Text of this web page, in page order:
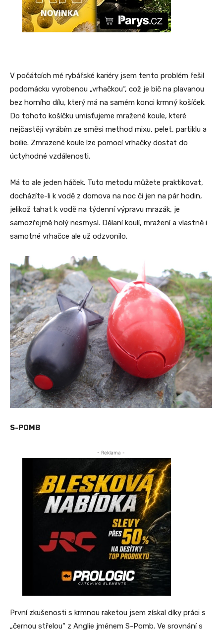
V počátcích mé rybářské kariéry jsem tento problém řešil
podomácku vyrobenou „vrhačkou“, což je bič na plavanou
bez horního dílu, který má na samém konci krmný košíček.
Do tohoto košíčku umisťujeme mražené koule, které
nejčastěji vyrábím ze směsi method mixu, pelet, partiklu a
boilie. Zmrazené koule lze pomocí vrhačky dostat do
úctyhodné vzdálenosti.
Má to ale jeden háček. Tuto metodu můžete praktikovat,
docházíte-li k vodě z domova na noc či jen na pár hodin,
jelikož tahat k vodě na týdenní výpravu mrazák, je
samozřejmě holý nesmysl. Dělaní koulí, mražení a vlastně i
samotné vrhačce ale už odzvonilo.
S-POMB
- Reklama -
První zkušenosti s krmnou raketou jsem získal díky práci s
„černou střelou“ z Anglie jménem S-Pomb. Ve srovnání s